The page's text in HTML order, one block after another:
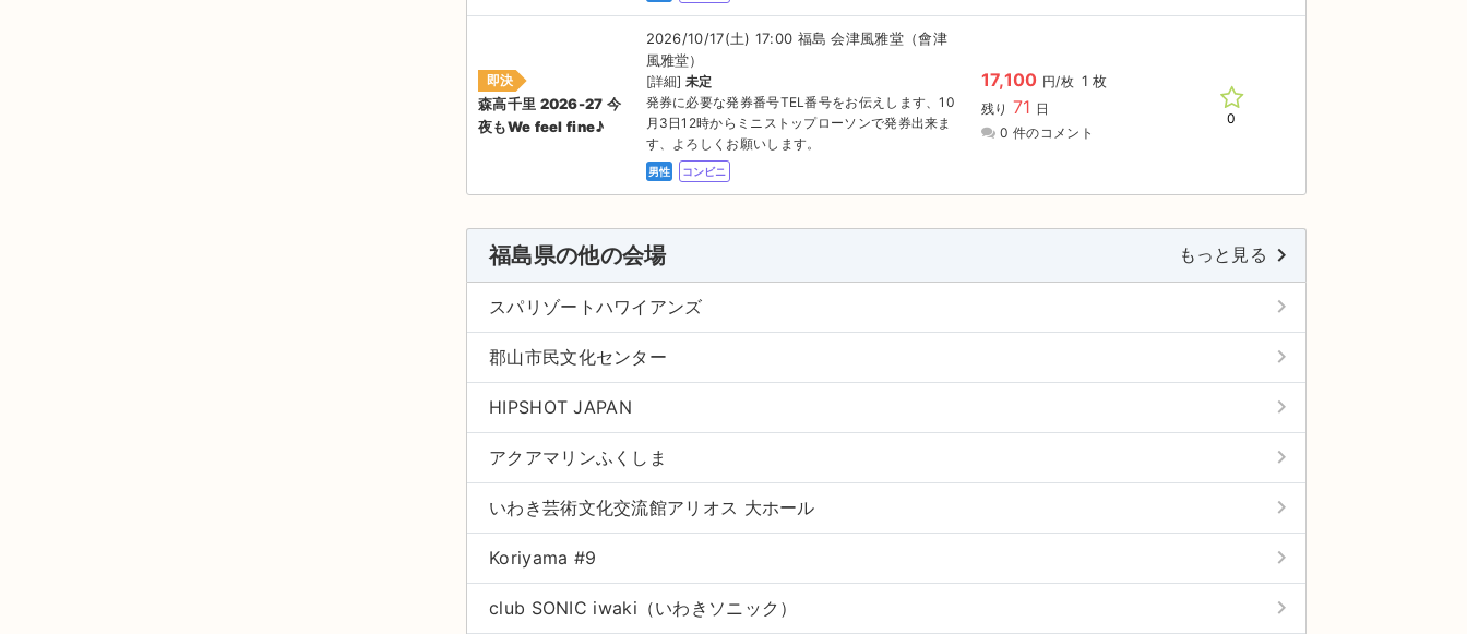
即決
森高千里 2026-27 今
夜もWe feel fine♪
2026/10/17(土) 17:00 福島 会津風雅堂（會津
風雅堂）
[詳細]未定
発券に必要な発券番号TEL番号をお伝えします、10
月3日12時からミニストップローソンで発券出来ま
す、よろしくお願いします。
男性 コンビニ
17,100 円/枚 1 枚
残り 71 日
0 件のコメント
0
福島県の他の会場 もっと見る keyboard_arrow_right
スパリゾートハワイアンズ keyboard_arrow_right
郡山市民文化センター keyboard_arrow_right
HIPSHOT JAPAN keyboard_arrow_right
アクアマリンふくしま keyboard_arrow_right
いわき芸術文化交流館アリオス 大ホール keyboard_arrow_right
Koriyama #9 keyboard_arrow_right
club SONIC iwaki（いわきソニック） keyboard_arrow_right